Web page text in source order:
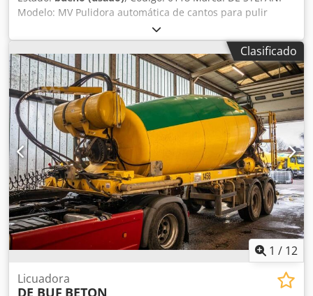
Modelo: MV Pulidora automática de cantos para pulir
poliéster, poliuretano y otras pinturas Características:
Sistema de tracción sobre orugas con patines de goma
Prensor superior manual con ruedas de goma Barra de
soporte ajustable para piezas anchas Composición:
Dodpfswiv Dksx Agdjck 1.er grupo - 2 cepillos ajustables -
Motor de 4 CV 2.º grupo - 1 cepillo - Motor de 2 CV Altura
de la superficie de trabajo: 870 mm Velocidad de avance:
de 5 a 25 m/min Longitud de trabajo mín.: 150 mm Altura
de trabajo mín./máx.: 10/100 mm Ancho de trabajo mín.:
50 mm Cabina de protección Cuadro eléctrico Dimensiones
totales: 2700 x 1000 x 1250 h (mm) Peso: 1500 kg
Clasificado
1 / 12
Licuadora
DE BUF BETON